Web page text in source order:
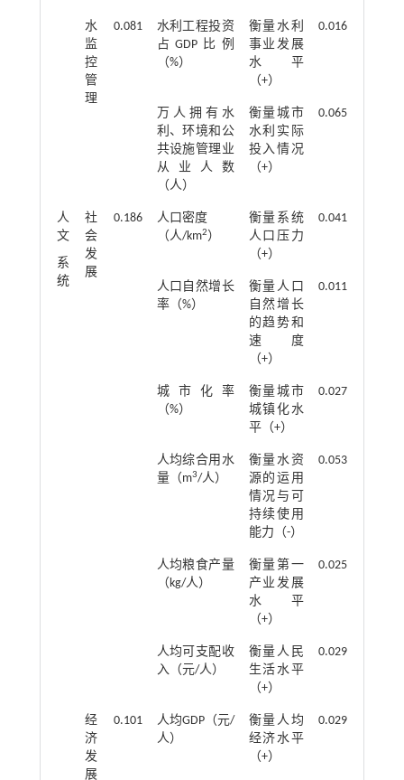
水
监
控
管
理
0.081
水利工程投资
占GDP比例
（%）
衡量水利
事业发展
水平
（+）
0.016
万人拥有水
利、环境和公
共设施管理业
从业人数
（人）
衡量城市
水利实际
投入情况
（+）
0.065
人
文
系
统
社
会
发
展
0.186
人口密度
（人/km2 ）
衡量系统
人口压力
（+）
0.041
人口自然增长
率（%）
衡量人口
自然增长
的趋势和
速度
（+）
0.011
城市化率
（%）
衡量城市
城镇化水
平（+）
0.027
人均综合用水
量（m3/人）
衡量水资
源的运用
情况与可
持续使用
能力（-）
0.053
人均粮食产量
（kg/人）
衡量第一
产业发展
水平
（+）
0.025
人均可支配收
入（元/人）
衡量人民
生活水平
（+）
0.029
经
济
发
展
0.101
人均GDP（元/
人）
衡量人均
经济水平
（+）
0.029